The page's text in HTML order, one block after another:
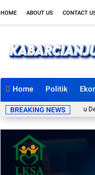
HOME ABOUT US CONTACT
Home Politik
BREAKING NEWS
Kopimu Desak